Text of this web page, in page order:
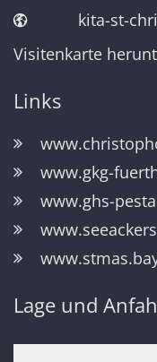
kita-st-
Visitenkarte
Links
www.gkg-
www.ghs-
Lage und